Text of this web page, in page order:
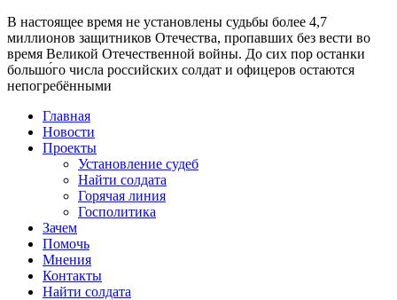
В настоящее время не установлены судьбы более 4,7
миллионов защитников Отечества, пропавших без вести во
время Великой Отечественной войны. До сих пор останки
большо́го числа российских солдат и офицеров остаются
непогребёнными
Главная
Новости
Проекты
Установление судеб
Найти солдата
Горячая линия
Госполитика
Зачем
Помочь
Мнения
Контакты
Найти солдата